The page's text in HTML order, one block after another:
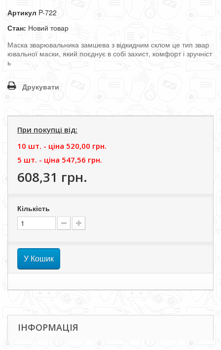
Артикул P-722
Стан: Новий товар
Маска зварювальника замшева з відкидним склом це тип звар
ювальної маски, який поєднує в собі захист, комфорт і зручніст
ь
Друкувати
При покупці від:
10 шт. - цiна 520,00 грн.
5 шт. - цiна 547,56 грн.
608,31 грн.
Кількість
У Кошик
ІНФОРМАЦІЯ